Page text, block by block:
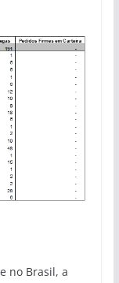
no Brasil, a